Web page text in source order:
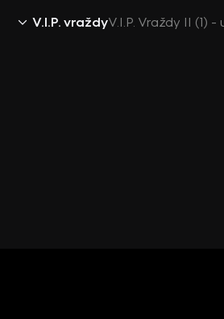
V.I.P. vraždyV.I.P. Vraždy II (1)